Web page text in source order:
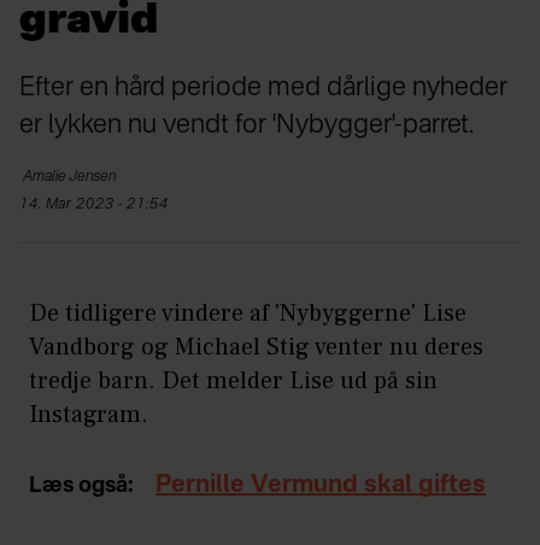
gravid
Efter en hård periode med dårlige nyheder
er lykken nu vendt for 'Nybygger'-parret.
Amalie Jensen
14. Mar 2023 - 21:54
De tidligere vindere af 'Nybyggerne' Lise
Vandborg og Michael Stig venter nu deres
tredje barn. Det melder Lise ud på sin
Instagram.
Læs også: Pernille Vermund skal giftes